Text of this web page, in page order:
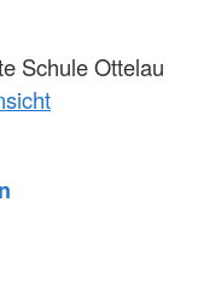
Schule Ottelau